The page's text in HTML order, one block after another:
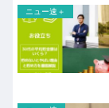
ニュー速＋